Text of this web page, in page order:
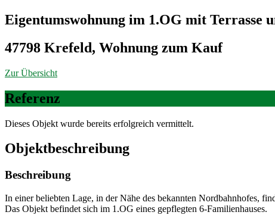
Eigentumswohnung im 1.OG mit Terrasse
47798 Krefeld, Wohnung zum Kauf
Zur Übersicht
Referenz
Dieses Objekt wurde bereits erfolgreich vermittelt.
Objekt­beschreibung
Beschreibung
In einer beliebten Lage, in der Nähe des bekannten Nordbahnhofes,
Das Objekt befindet sich im 1.OG eines gepflegten 6-Familienhauses.